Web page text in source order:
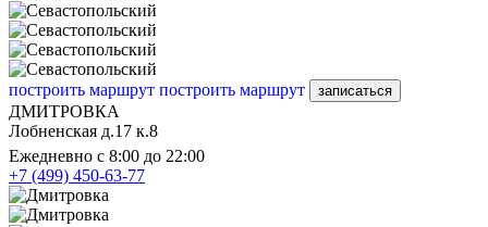
построить маршрут построить маршрут записаться
ДМИТРОВКА
Лобненская д.17 к.8
Ежедневно с 8:00 до 22:00
+7 (499) 450-63-77